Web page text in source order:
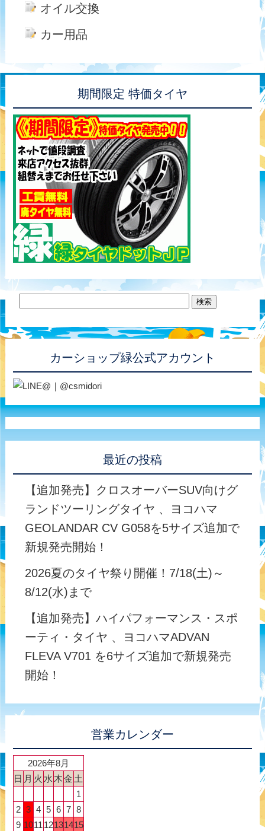
オイル交換
カー用品
期間限定 特価タイヤ
カーショップ緑公式アカウント
最近の投稿
【追加発売】クロスオーバーSUV向けグ
ランドツーリングタイヤ 、ヨコハマ
GEOLANDAR CV G058を5サイズ追加で
新規発売開始！
2026夏のタイヤ祭り開催！7/18(土)～
8/12(水)まで
【追加発売】ハイパフォーマンス・スポ
ーティ・タイヤ 、ヨコハマADVAN
FLEVA V701 を6サイズ追加で新規発売
開始！
営業カレンダー
2026年8月
日 月 火 水 木金 土
1
2 3 4 5 6 7 8
9 1011 12131415